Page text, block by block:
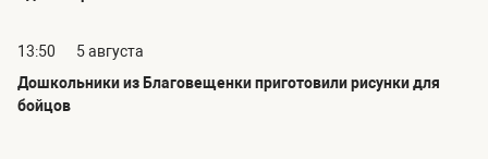
13:50
5 августа
Дошкольники из Благовещенки приготовили рисунки для
бойцов